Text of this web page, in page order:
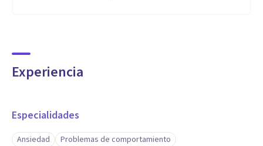
Experiencia
Especialidades
Ansiedad
Problemas de comportamiento